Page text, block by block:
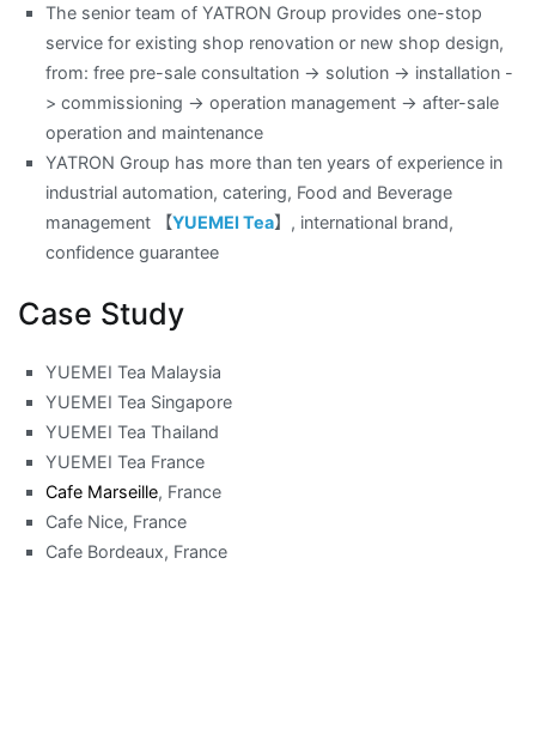
The senior team of YATRON Group provides one-stop
service for existing shop renovation or new shop design,
from: free pre-sale consultation -> solution -> installation -
> commissioning -> operation management -> after-sale
operation and maintenance
YATRON Group has more than ten years of experience in
industrial automation, catering, Food and Beverage
management 【YUEMEI Tea】, international brand,
confidence guarantee
Case Study
YUEMEI Tea Malaysia
YUEMEI Tea Singapore
YUEMEI Tea Thailand
YUEMEI Tea France
Cafe Marseille, France
Cafe Nice, France
Cafe Bordeaux, France